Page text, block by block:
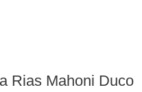
Rias Mahoni Duco